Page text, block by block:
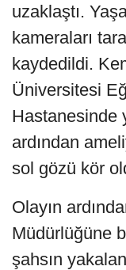
uzaklaştı.
kameraları
kaydedildi.
Üniversitesi
Hastanesinde
ardından
sol gözü kör
Olayın
Müdürlüğüne
şahsın